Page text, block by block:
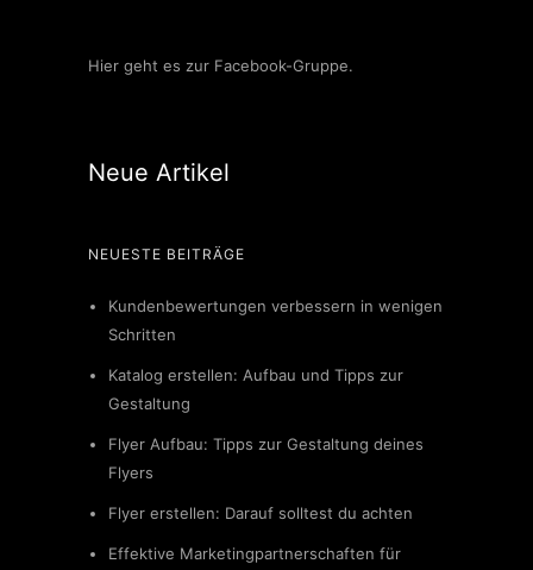
Hier geht es zur Facebook-Gruppe.
Neue Artikel
NEUESTE BEITRÄGE
Kundenbewertungen verbessern in wenigen
Schritten
Katalog erstellen: Aufbau und Tipps zur
Gestaltung
Flyer Aufbau: Tipps zur Gestaltung deines
Flyers
Flyer erstellen: Darauf solltest du achten
Effektive Marketingpartnerschaften für